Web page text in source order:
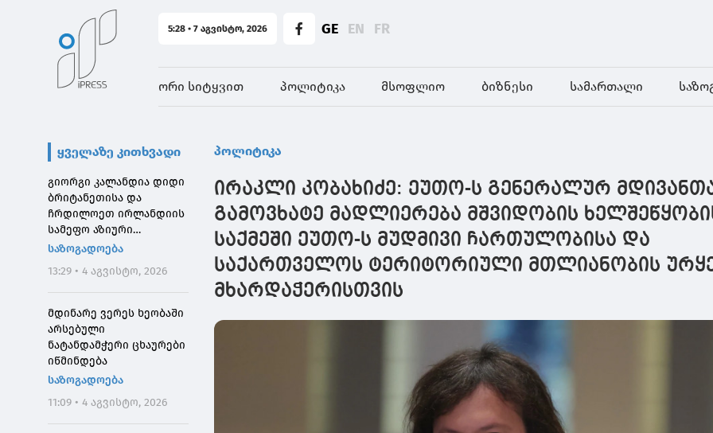
5:28 • 7 აგვისტო, 2026 GE EN FR
ორი სიტყვით პოლიტიკა მსოფლიო ბიზნესი სამართალი
ყველაზე კითხვადი
გიორგი კალანდია დიდი
ბრიტანეთისა და
ჩრდილოეთ ირლანდიის
სამეფო აზიური
საზოგადოების
საზოგადოება
13:29 • 4 აგვისტო, 2026
მდინარე ვერეს ხეობაში
არსებული
ნატანდამჭერი ცხაურები
იწმინდება
საზოგადოება
11:09 • 4 აგვისტო, 2026
პოლიტიკა
ირაკლი კობახიძე: ეუთო-ს გენერალურ
გამოვხატე მადლიერება მშვიდობის
საქმეში ეუთო-ს მუდმივი ჩართულობისა და
საქართველოს ტერიტორიული მთლიანობის
მხარდაჭერისთვის